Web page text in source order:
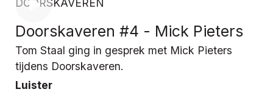
DOORSKAVEREN
Doorskaveren #4 - Mick Pieters
Tom Staal ging in gesprek met Mick Pieters
tijdens Doorskaveren.
Luister